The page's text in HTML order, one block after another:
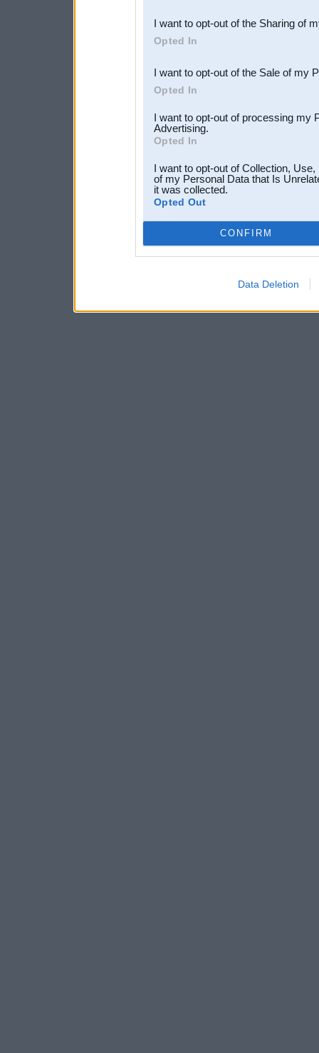
Downstream Participants
third parties.
I want to opt-out of the Sharing of
Opted In
I want to opt-out of the Sale of my
Opted In
I want to opt-out of processing my
Advertising.
Opted In
I want to opt-out of Collection,
of my Personal Data that Is
it was collected.
Opted Out
CONFIRM
Data Deletion